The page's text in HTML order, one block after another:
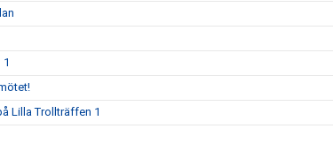
Lilla Trollträffen 1